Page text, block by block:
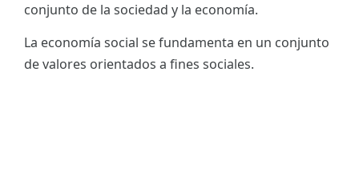
conjunto de la sociedad y la economía.
La economía social se fundamenta en un conjunto
de valores orientados a fines sociales.